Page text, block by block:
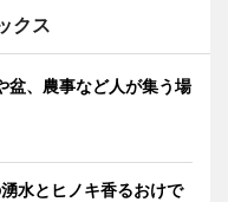
クス
盆、農事など人が集う場
水とヒノキ香るおけで